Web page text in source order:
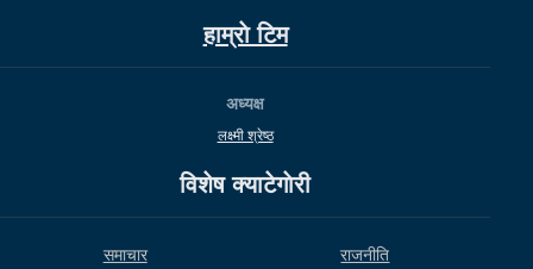
हाम्राे टिम
अध्यक्ष
लक्ष्मी श्रेष्ठ
विशेष क्याटेगाेरी
समाचार
राजनीति